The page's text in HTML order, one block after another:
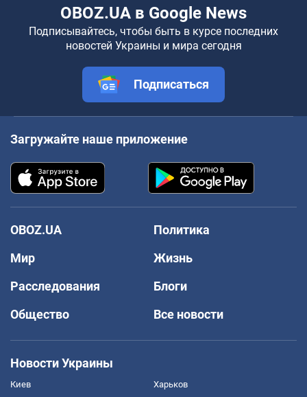
OBOZ.UA в Google News
Подписывайтесь, чтобы быть в курсе последних
новостей Украины и мира сегодня
Подписаться
Загружайте наше приложение
OBOZ.UA
Политика
Мир
Жизнь
Расследования
Блоги
Общество
Все новости
Новости Украины
Киев Харьков